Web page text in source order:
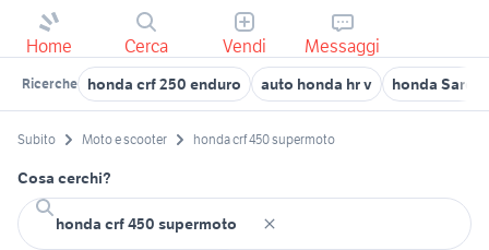
Home Cerca Vendi Messaggi
Ricerche honda crf 250 enduro auto honda hr v honda
Subito Moto e scooter honda crf 450 supermoto
Cosa cerchi?